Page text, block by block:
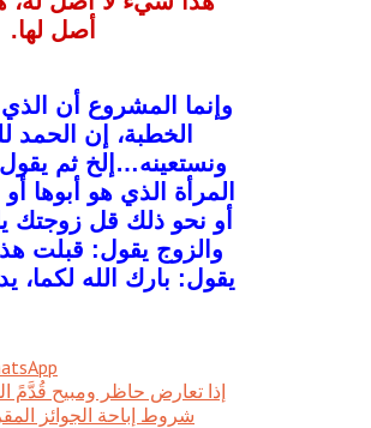
أصل لها.
وإنما المشروع أن الذي
الخطبة، إن الحمد
ونستعينه…إلخ ثم
المرأة الذي هو أبوها أو
أو نحو ذلك قل زوجتك يا
والزوج يقول: قبلت
يقول: بارك الله لكما،
إذا تعارض حاظر ومبيح قُدَّمً
شروط إباحة الجوائز